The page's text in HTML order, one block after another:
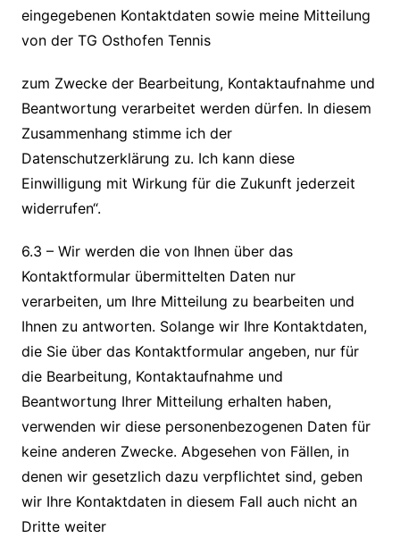
eingegebenen Kontaktdaten sowie meine Mitteilung
von der TG Osthofen Tennis
zum Zwecke der Bearbeitung, Kontaktaufnahme und
Beantwortung verarbeitet werden dürfen. In diesem
Zusammenhang stimme ich der
Datenschutzerklärung zu. Ich kann diese
Einwilligung mit Wirkung für die Zukunft jederzeit
widerrufen“.
6.3 – Wir werden die von Ihnen über das
Kontaktformular übermittelten Daten nur
verarbeiten, um Ihre Mitteilung zu bearbeiten und
Ihnen zu antworten. Solange wir Ihre Kontaktdaten,
die Sie über das Kontaktformular angeben, nur für
die Bearbeitung, Kontaktaufnahme und
Beantwortung Ihrer Mitteilung erhalten haben,
verwenden wir diese personenbezogenen Daten für
keine anderen Zwecke. Abgesehen von Fällen, in
denen wir gesetzlich dazu verpflichtet sind, geben
wir Ihre Kontaktdaten in diesem Fall auch nicht an
Dritte weiter